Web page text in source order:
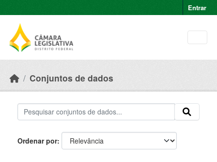
Entrar
Conjuntos de dados
Ordenar por